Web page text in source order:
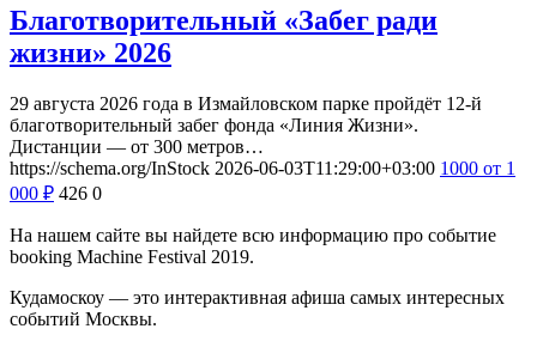
Благотворительный «Забег ради
жизни» 2026
29 августа 2026 года в Измайловском парке пройдёт 12-й
благотворительный забег фонда «Линия Жизни».
Дистанции — от 300 метров…
https://schema.org/InStock 2026-06-03T11:29:00+03:00 1000 от 1
000 ₽ 426 0
На нашем сайте вы найдете всю информацию про событие
booking Machine Festival 2019.
Кудамоскоу — это интерактивная афиша самых интересных
событий Москвы.